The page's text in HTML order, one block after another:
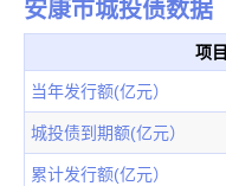
安康市城投债数据
项目
当年发行额(亿元）
城投债到期额(亿元）
累计发行额(亿元）